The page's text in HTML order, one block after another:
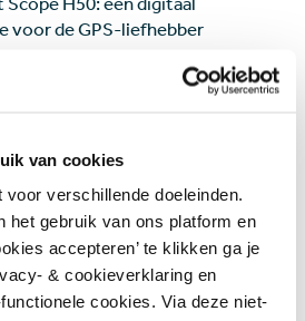
van cookies
verschillende doeleinden.
het gebruik van ons platform en
accepteren’ te klikken ga je
& cookieverklaring en
cookies. Via deze niet-
voor de GPS-liefhebber
Fox gekocht door Brabantse
terrein?
geen grenzen: 50 jaar
de oudste en jongste
US Women's Amateur